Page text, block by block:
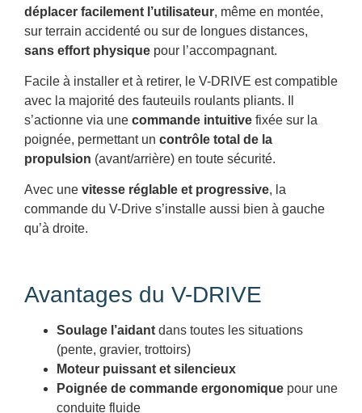
déplacer facilement l’utilisateur, même en montée,
sur terrain accidenté ou sur de longues distances,
sans effort physique pour l’accompagnant.
Facile à installer et à retirer, le V-DRIVE est compatible
avec la majorité des fauteuils roulants pliants. Il
s’actionne via une commande intuitive fixée sur la
poignée, permettant un contrôle total de la
propulsion (avant/arrière) en toute sécurité.
Avec une vitesse réglable et progressive, la
commande du V-Drive s’installe aussi bien à gauche
qu’à droite.
Avantages du V-DRIVE
Soulage l’aidant dans toutes les situations
(pente, gravier, trottoirs)
Moteur puissant et silencieux
Poignée de commande ergonomique pour une
conduite fluide